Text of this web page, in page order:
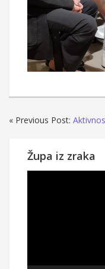
« Previous Post:
Župa iz zraka